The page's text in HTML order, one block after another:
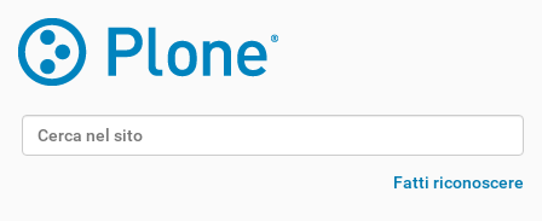
Cerca nel sito
Fatti riconoscere